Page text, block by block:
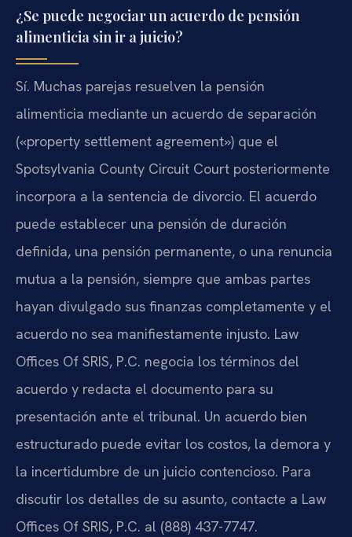
¿Se puede negociar un acuerdo de pensión
alimenticia sin ir a juicio?
Sí. Muchas parejas resuelven la pensión
alimenticia mediante un acuerdo de separación
(«property settlement agreement») que el
Spotsylvania County Circuit Court posteriormente
incorpora a la sentencia de divorcio. El acuerdo
puede establecer una pensión de duración
definida, una pensión permanente, o una renuncia
mutua a la pensión, siempre que ambas partes
hayan divulgado sus finanzas completamente y el
acuerdo no sea manifiestamente injusto. Law
Offices Of SRIS, P.C. negocia los términos del
acuerdo y redacta el documento para su
presentación ante el tribunal. Un acuerdo bien
estructurado puede evitar los costos, la demora y
la incertidumbre de un juicio contencioso. Para
discutir los detalles de su asunto, contacte a Law
Offices Of SRIS, P.C. al (888) 437-7747.